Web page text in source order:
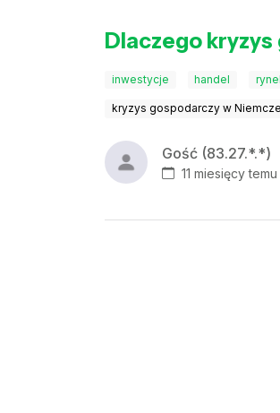
Dlaczego kryzys
inwestycje handel
kryzys gospodarczy w
Gość (83.27.*.*)
11 miesięcy temu